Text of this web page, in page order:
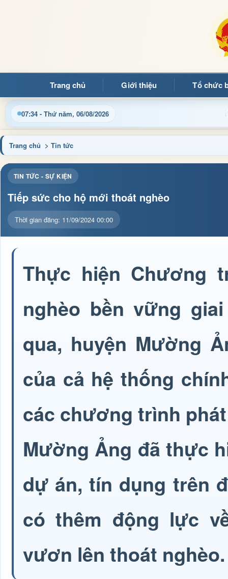
Trang chủ Giới thiệu Tổ chức
07:34 - Thứ năm, 06/08/2026
tin điều hành, thủ tục hành chính và tin tức địa phương
Trang chủ > Tin tức
TIN TỨC - SỰ KIỆN
Tiếp sức cho hộ mới thoát nghèo
Thời gian đăng: 11/09/2024 00:00
Thực hiện Chương
nghèo bền vững
qua, huyện Mường
của cả hệ thống
các chương trình
Mường Ảng đã thực
dự án, tín dụng trên
có thêm động lực
vươn lên thoát nghèo.